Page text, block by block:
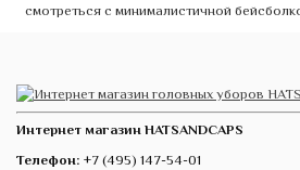
смотреться с минималистичной
Интернет магазин HATSANDCAPS
Телефон: +7 (495) 147-54-01